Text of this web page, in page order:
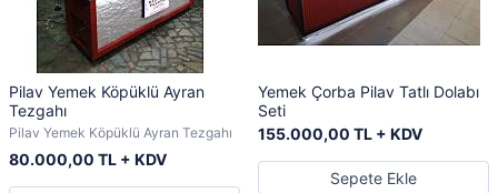
Pilav Yemek Köpüklü Ayran
Tezgahı
Pilav Yemek Köpüklü Ayran Tezgahı
80.000,00 TL + KDV
Yemek Çorba Pilav Tatlı Dolabı
Seti
155.000,00 TL + KDV
Sepete Ekle